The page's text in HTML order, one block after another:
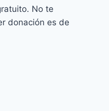
No te
donación es de